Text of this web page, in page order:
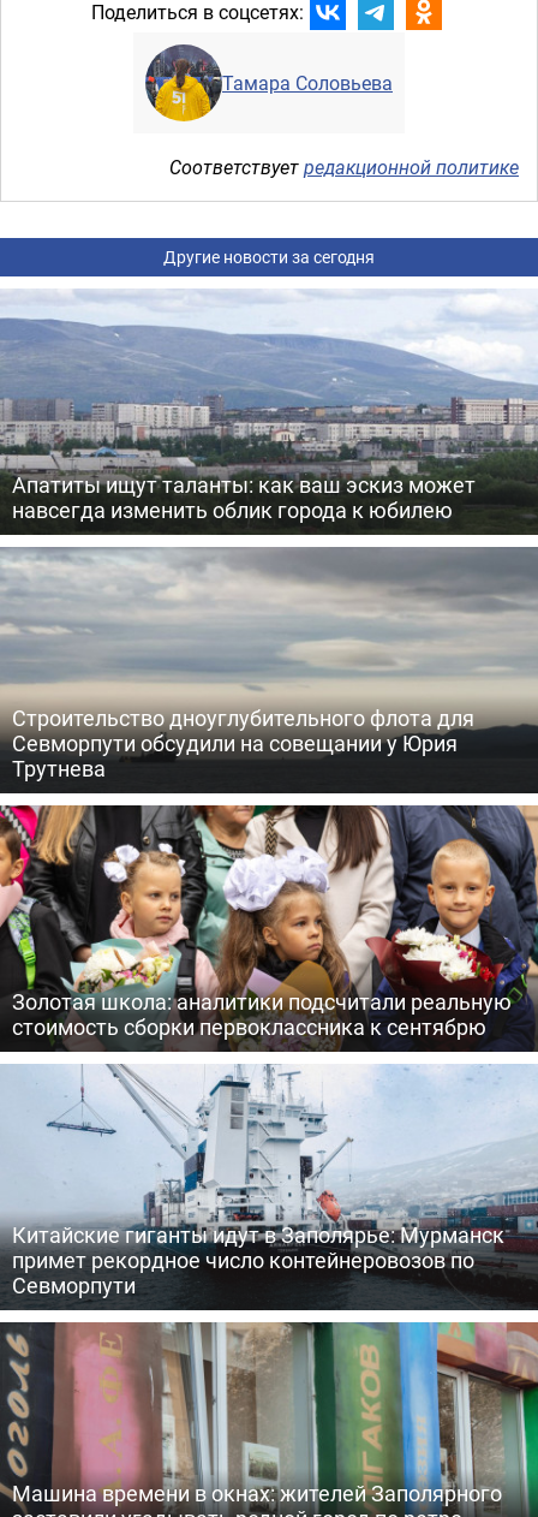
Поделиться в соцсетях:
Тамара Соловьева
Соответствуетредакционной политике
Другие новости за сегодня
Апатиты ищут таланты: как ваш эскиз может
навсегда изменить облик города к юбилею
Строительство дноуглубительного флота для
Севморпути обсудили на совещании у Юрия
Трутнева
Золотая школа: аналитики подсчитали реальную
стоимость сборки первоклассника к сентябрю
Китайские гиганты идут в Заполярье: Мурманск
примет рекордное число контейнеровозов по
Севморпути
Машина времени в окнах: жителей Заполярного